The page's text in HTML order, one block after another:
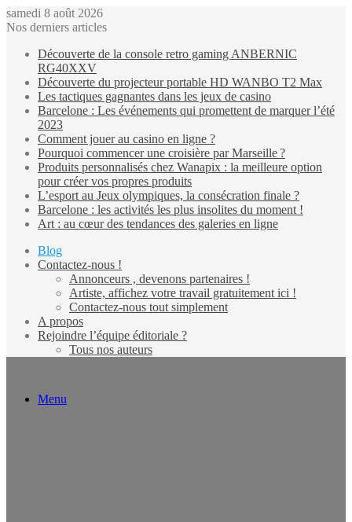
samedi 8 août 2026
Nos derniers articles
Découverte de la console retro gaming ANBERNIC
RG40XXV
Découverte du projecteur portable HD WANBO T2 Max
Les tactiques gagnantes dans les jeux de casino
Barcelone : Les événements qui promettent de marquer l’été
2023
Comment jouer au casino en ligne ?
Pourquoi commencer une croisière par Marseille ?
Produits personnalisés chez Wanapix : la meilleure option
pour créer vos propres produits
L’esport au Jeux olympiques, la consécration finale ?
Barcelone : les activités les plus insolites du moment !
Art : au cœur des tendances des galeries en ligne
Blog
Contactez-nous !
Annonceurs , devenons partenaires !
Artiste, affichez votre travail gratuitement ici !
Contactez-nous tout simplement
A propos
Rejoindre l’équipe éditoriale ?
Tous nos auteurs
Menu